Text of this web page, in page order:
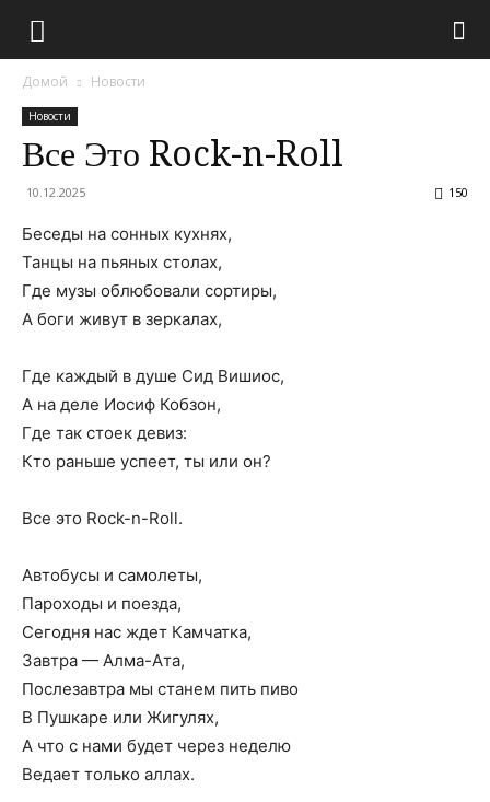
Домой Новости
Новости
Все Это Rock-n-Roll
10.12.2025 150
Беседы на сонных кухнях,
Танцы на пьяных столах,
Где музы облюбовали сортиры,
А боги живут в зеркалах,
Где каждый в душе Сид Вишиос,
А на деле Иосиф Кобзон,
Где так стоек девиз:
Кто раньше успеет, ты или он?
Все это Rock-n-Roll.
Автобусы и самолеты,
Пароходы и поезда,
Сегодня нас ждет Камчатка,
Завтра — Алма-Ата,
Послезавтра мы станем пить пиво
В Пушкаре или Жигулях,
А что с нами будет через неделю
Ведает только аллах.